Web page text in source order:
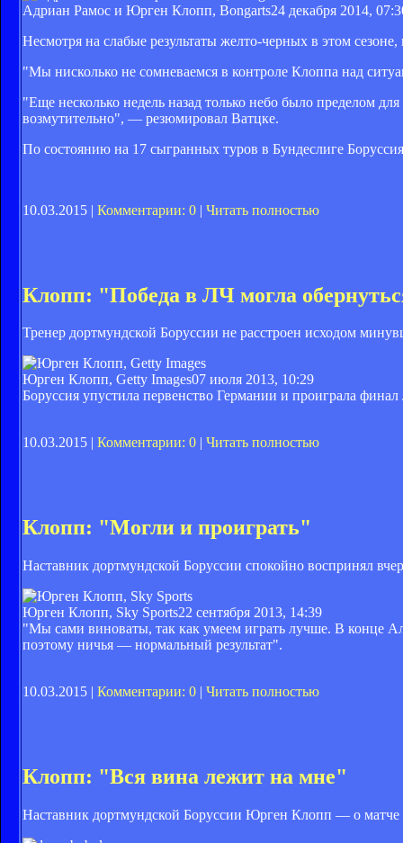
Адриан Рамос и Юрген Клопп, Bongarts24 декабря 2014,
Несмотря на слабые результаты желто-черных в этом
"Мы нисколько не сомневаемся в контроле Клоппа над
"Еще несколько недель назад только небо было пределом
возмутительно", — резюмировал Ватцке.
По состоянию на 17 сыгранных туров в Бундеслиге
10.03.2015 | Комментарии: 0 | Читать полностью
Клопп: "Победа в ЛЧ могла
Тренер дортмундской Боруссии не расстроен исходом
Юрген Клопп, Getty Images07 июля 2013, 10:29
Боруссия упустила первенство Германии и проиграла
10.03.2015 | Комментарии: 0 | Читать полностью
Клопп: "Могли и проиграть"
Наставник дортмундской Боруссии спокойно воспринял
Юрген Клопп, Sky Sports22 сентября 2013, 14:39
"Мы сами виноваты, так как умеем играть лучше. В конце
поэтому ничья — нормальный результат".
10.03.2015 | Комментарии: 0 | Читать полностью
Клопп: "Вся вина лежит на мне"
Наставник дортмундской Боруссии Юрген Клопп — о матче